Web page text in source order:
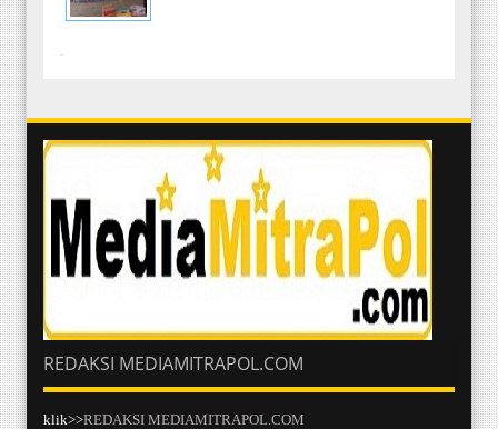
-
REDAKSI MEDIAMITRAPOL.COM
klik>>REDAKSI MEDIAMITRAPOL.COM